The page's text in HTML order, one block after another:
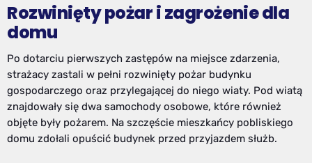
Rozwinięty pożar i zagrożenie dla
domu
Po dotarciu pierwszych zastępów na miejsce zdarzenia,
strażacy zastali w pełni rozwinięty pożar budynku
gospodarczego oraz przylegającej do niego wiaty. Pod wiatą
znajdowały się dwa samochody osobowe, które również
objęte były pożarem. Na szczęście mieszkańcy pobliskiego
domu zdołali opuścić budynek przed przyjazdem służb.